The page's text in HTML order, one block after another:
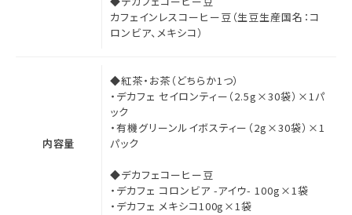
カフェインレスコーヒー豆（生豆生産国名：コ
ロンビア、メキシコ）
内容量
◆紅茶・お茶（どちらか1つ）
・デカフェ セイロンティー（2.5g×30袋）×1パ
ック
・有機グリーンルイボスティー（2g×30袋）×1
パック
◆デカフェコーヒー豆
・デカフェ コロンビア -アイウ- 100g×1袋
・デカフェ メキシコ100g×1袋